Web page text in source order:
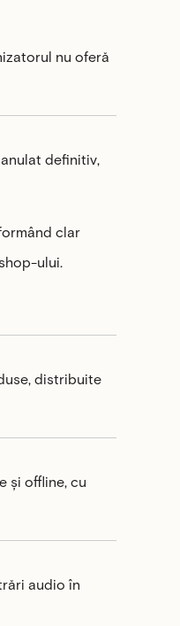
nu oferă
definitiv,
clar
ului.
distribuite
și offline, cu
audio în